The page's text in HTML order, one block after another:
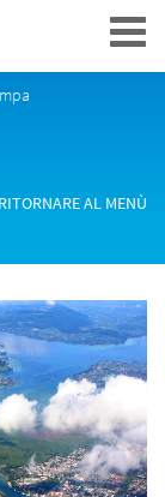
Navigation
RITORNARE AL MENÙ